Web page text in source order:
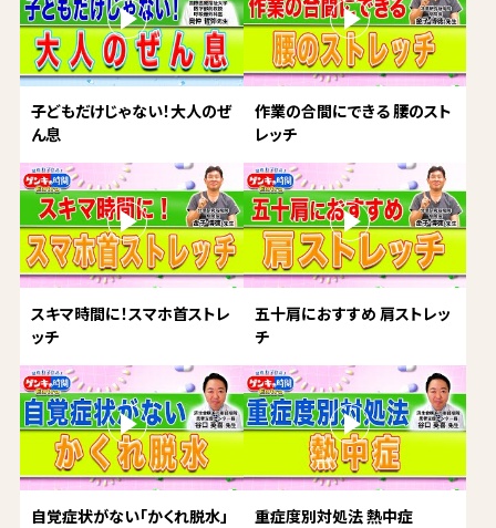
子どもだけじゃない！大人のぜ
ん息
作業の合間にできる 腰のスト
レッチ
スキマ時間に！スマホ首ストレ
ッチ
五十肩におすすめ 肩ストレッ
チ
自覚症状がない「かくれ脱水」 重症度別対処法 熱中症